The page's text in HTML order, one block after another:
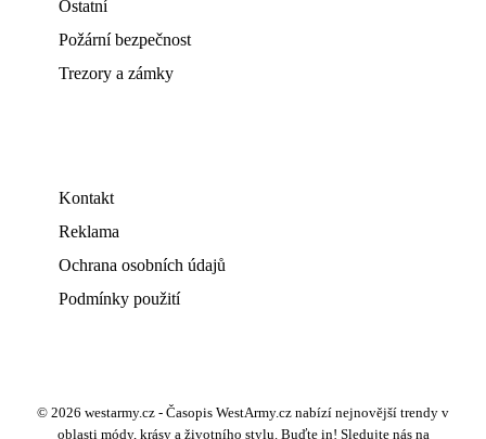
Ostatní
Požární bezpečnost
Trezory a zámky
Kontakt
Reklama
Ochrana osobních údajů
Podmínky použití
© 2026 westarmy.cz - Časopis WestArmy.cz nabízí nejnovější trendy v
oblasti módy, krásy a životního stylu. Buďte in! Sledujte nás na